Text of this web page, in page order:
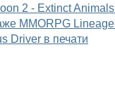
2 - Extinct
MMORPG
Driver в печати